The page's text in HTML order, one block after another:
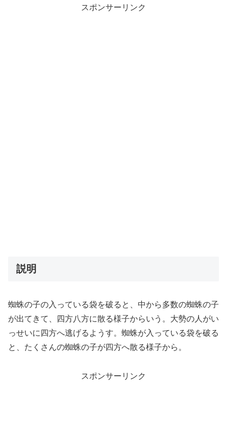
スポンサーリンク
説明
蜘蛛の子の入っている袋を破ると、中から多数の蜘蛛の子
が出てきて、四方八方に散る様子からいう。大勢の人がい
っせいに四方へ逃げるようす。蜘蛛が入っている袋を破る
と、たくさんの蜘蛛の子が四方へ散る様子から。
スポンサーリンク